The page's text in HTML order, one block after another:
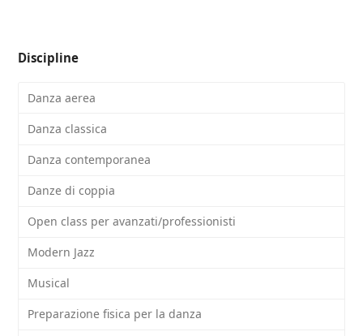
Discipline
Danza aerea
Danza classica
Danza contemporanea
Danze di coppia
Open class per avanzati/professionisti
Modern Jazz
Musical
Preparazione fisica per la danza